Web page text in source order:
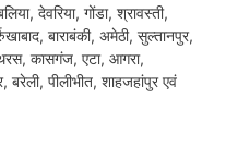
देवरिया, गोंडा, श्रावस्ती,
बाराबंकी, अमेठी, सुल्तानपुर,
कासगंज, एटा, आगरा,
बरेली, पीलीभीत, शाहजहांपुर एवं